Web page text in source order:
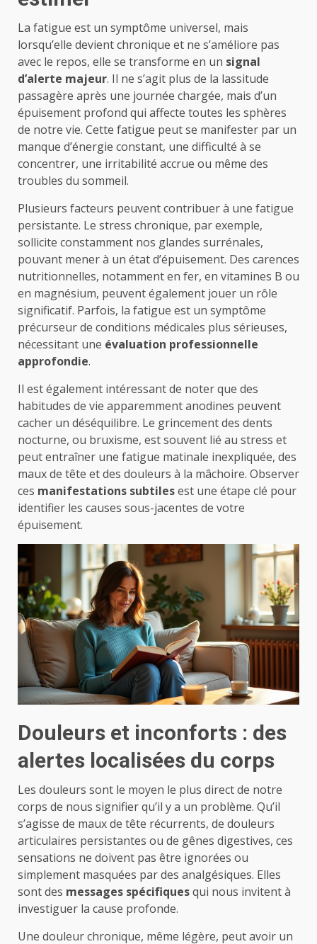
La fatigue est un symptôme universel, mais
lorsqu’elle devient chronique et ne s’améliore pas
avec le repos, elle se transforme en un signal
d’alerte majeur. Il ne s’agit plus de la lassitude
passagère après une journée chargée, mais d’un
épuisement profond qui affecte toutes les sphères
de notre vie. Cette fatigue peut se manifester par un
manque d’énergie constant, une difficulté à se
concentrer, une irritabilité accrue ou même des
troubles du sommeil.
Plusieurs facteurs peuvent contribuer à une fatigue
persistante. Le stress chronique, par exemple,
sollicite constamment nos glandes surrénales,
pouvant mener à un état d’épuisement. Des carences
nutritionnelles, notamment en fer, en vitamines B ou
en magnésium, peuvent également jouer un rôle
significatif. Parfois, la fatigue est un symptôme
précurseur de conditions médicales plus sérieuses,
nécessitant une évaluation professionnelle
approfondie.
Il est également intéressant de noter que des
habitudes de vie apparemment anodines peuvent
cacher un déséquilibre. Le grincement des dents
nocturne, ou bruxisme, est souvent lié au stress et
peut entraîner une fatigue matinale inexpliquée, des
maux de tête et des douleurs à la mâchoire. Observer
ces manifestations subtilesest une étape clé pour
identifier les causes sous-jacentes de votre
épuisement.
Douleurs et inconforts : des
alertes localisées du corps
Les douleurs sont le moyen le plus direct de notre
corps de nous signifier qu’il y a un problème. Qu’il
s’agisse de maux de tête récurrents, de douleurs
articulaires persistantes ou de gênes digestives, ces
sensations ne doivent pas être ignorées ou
simplement masquées par des analgésiques. Elles
sont des messages spécifiquesqui nous invitent à
investiguer la cause profonde.
Une douleur chronique, même légère, peut avoir un